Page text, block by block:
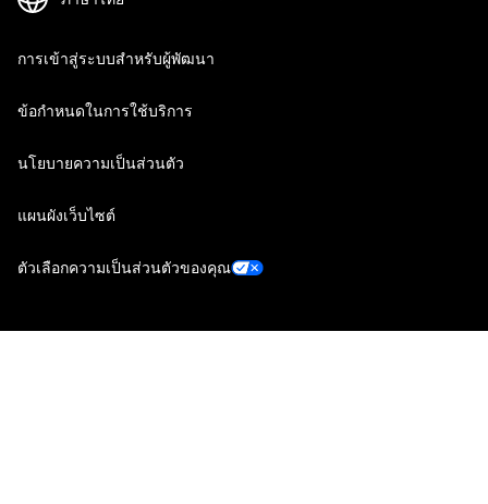
การเข้าสู่ระบบสำหรับผู้พัฒนา
ข้อกำหนดในการใช้บริการ
นโยบายความเป็นส่วนตัว
แผนผังเว็บไซต์
ตัวเลือกความเป็นส่วนตัวของคุณ